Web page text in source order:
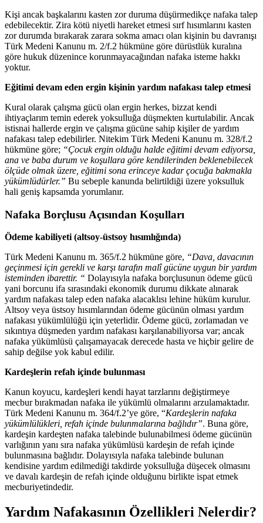
Kişi ancak başkalarını kasten zor duruma düşürmedikçe nafaka talep
edebilecektir. Zira kötü niyetli hareket etmesi sırf hısımlarını kasten
zor durumda bırakarak zarara sokma amacı olan kişinin bu davranışı
Türk Medeni Kanunu m. 2/f.2 hükmüne göre dürüstlük kuralına
göre hukuk düzenince korunmayacağından nafaka isteme hakkı
yoktur.
Eğitimi devam eden ergin kişinin yardım nafakası talep etmesi
Kural olarak çalışma gücü olan ergin herkes, bizzat kendi
ihtiyaçlarım temin ederek yoksulluğa düşmekten kurtulabilir. Ancak
istisnai hallerde ergin ve çalışma gücüne sahip kişiler de yardım
nafakası talep edebilirler. Nitekim Türk Medeni Kanunu m. 328/f.2
hükmüne göre; “Çocuk ergin olduğu halde eğitimi devam ediyorsa,
ana ve baba durum ve koşullara göre kendilerinden beklenebilecek
ölçüde olmak üzere, eğitimi sona erinceye kadar çocuğa bakmakla
yükümlüdürler.” Bu sebeple kanunda belirtildiği üzere yoksulluk
hali geniş kapsamda yorumlanır.
Nafaka Borçlusu Açısından Koşulları
Ödeme kabiliyeti (altsoy-üstsoy hısımlığında)
Türk Medeni Kanunu m. 365/f.2 hükmüne göre, “Dava, davacının
geçinmesi için gerekli ve karşı tarafın malî gücüne uygun bir yardım
isteminden ibarettir. “ Dolayısıyla nafaka borçlusunun ödeme gücü
yani borcunu ifa sırasındaki ekonomik durumu dikkate alınarak
yardım nafakası talep eden nafaka alacaklısı lehine hüküm kurulur.
Altsoy veya üstsoy hısımlarından ödeme gücünün olması yardım
nafakası yükümlülüğü için yeterlidir. Ödeme gücü, zorlamadan ve
sıkıntıya düşmeden yardım nafakası karşılanabiliyorsa var; ancak
nafaka yükümlüsü çalışamayacak derecede hasta ve hiçbir gelire de
sahip değilse yok kabul edilir.
Kardeşlerin refah içinde bulunması
Kanun koyucu, kardeşleri kendi hayat tarzlarını değiştirmeye
mecbur bırakmadan nafaka ile yükümlü olmalarını arzulamaktadır.
Türk Medeni Kanunu m. 364/f.2’ye göre, “Kardeşlerin nafaka
yükümlülükleri, refah içinde bulunmalarına bağlıdır”. Buna göre,
kardeşin kardeşten nafaka talebinde bulunabilmesi ödeme gücünün
varlığının yanı sıra nafaka yükümlüsü kardeşin de refah içinde
bulunmasına bağlıdır. Dolayısıyla nafaka talebinde bulunan
kendisine yardım edilmediği takdirde yoksulluğa düşecek olmasını
ve davalı kardeşin de refah içinde olduğunu birlikte ispat etmek
mecburiyetindedir.
Yardım Nafakasının Özellikleri Nelerdir?